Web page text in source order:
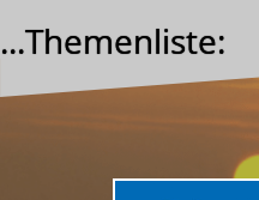
Inhalt
...Themenliste: